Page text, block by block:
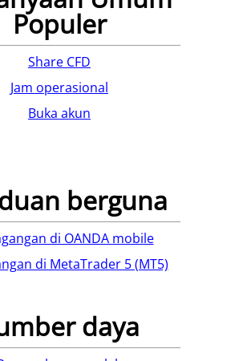
Populer
Share CFD
Jam operasional
Buka akun
berguna
di OANDA mobile
di MetaTrader 5 (MT5)
daya